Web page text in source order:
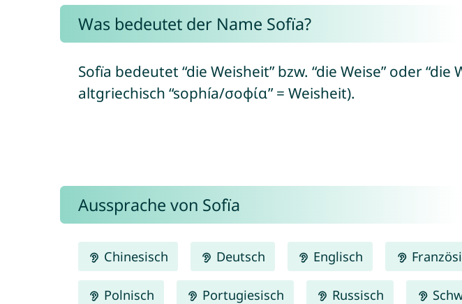
Was bedeutet der Name Sofïa?
Sofïa bedeutet “die Weisheit” bzw. “die Weise” oder “die
altgriechisch “sophía/σοφία” = Weisheit).
Aussprache von Sofïa
Chinesisch Deutsch Englisch
Polnisch Portugiesisch Russisch